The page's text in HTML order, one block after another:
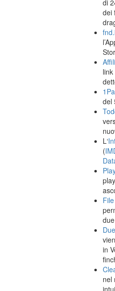
di
dei
del
L‘
(
Due
in
nel